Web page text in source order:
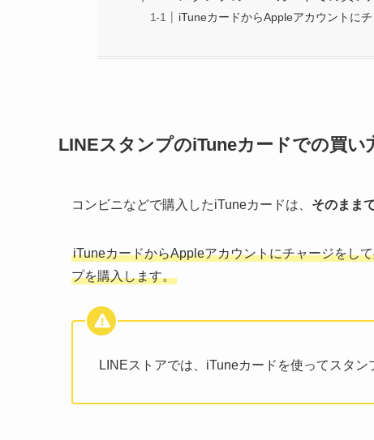
iTuneカードからAppleアカウントに
LINEスタンプのiTuneカードでの買い
コンビニなどで購入したiTuneカードは、 そのまま
iTuneカードからAppleアカウントにチャージをし
プを購入します。
LINEストアでは、iTuneカードを使ってスタン